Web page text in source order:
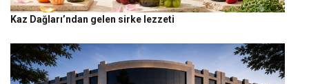
Kaz Dağları’ndan gelen sirke lezzeti